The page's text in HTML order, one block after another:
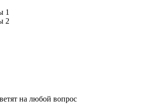
на любой вопрос